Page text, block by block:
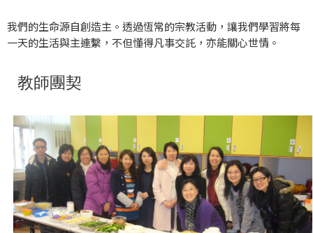
我們的生命源自創造主。透過恆常的宗教活動，讓我們學習將每
一天的生活與主連繫，不但懂得凡事交託，亦能關心世情。
教師團契